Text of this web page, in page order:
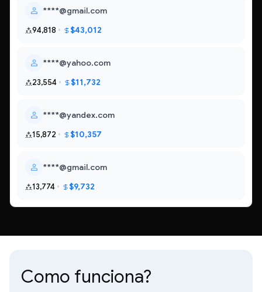
****@gmail.com
94,818 $43,012
****@yahoo.com
23,554 $11,732
****@yandex.com
15,872 $10,357
****@gmail.com
13,774 $9,732
Como funciona?